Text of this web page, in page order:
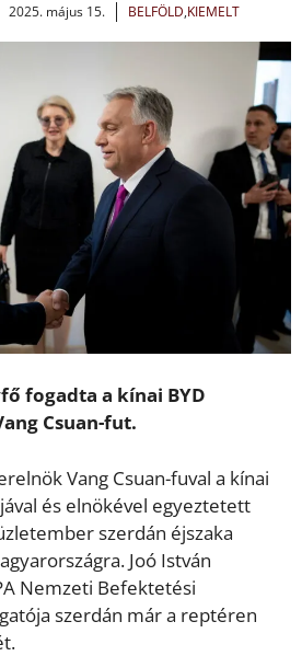
2025. május 15. BELFÖLD,KIEMELT
fogadta a kínai BYD
Csuan-fut.
Vang Csuan-fuval a kínai
és elnökével egyeztetett
szerdán éjszaka
Joó István
Nemzeti Befektetési
szerdán már a reptéren